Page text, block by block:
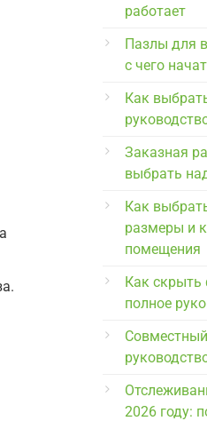
работает
Пазлы для
с чего
Как
Заказная
выбрать
Как
размеры и
помещения
Как скрыть
полное
2026 году: